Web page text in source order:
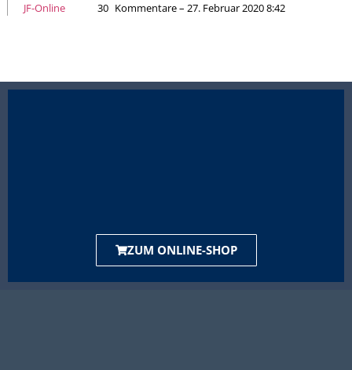
JF-Online 30 Kommentare – 27. Februar 2020 8:42
ZUM ONLINE-SHOP